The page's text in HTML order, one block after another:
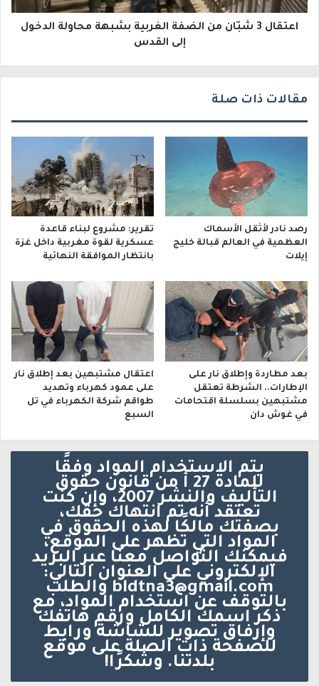
و
اعتقال 3 شبّان من الضفة الغربية بشبهة محاولة الدخول
إلى القدس
مقالات ذات صلة
رصد نادر لأثقل الأسماك
العظمية في العالم قبالة خليج
إيلات
تقرير: مشروع لبناء قاعدة
عسكرية لقوة مغربية داخل غزة
بانتظار الموافقة النهائية
بعد مطاردة وإطلاق نار على
الإطارات.. الشرطة تعتقل
مشتبهين بسلسلة اقتحامات
في غوش دان
اعتقال مشتبهين بعد إطلاق نار
على عمود كهرباء وتهديد
طواقم شركة الكهرباء في تل
السبع
يتم الاستخدام المواد وفقًا
للمادة 27 أ من قانون حقوق
التأليف والنشر 2007، وإن كنت
تعتقد أنه تم انتهاك حقك،
بصفتك مالكًا لهذه الحقوق في
المواد التي تظهر على الموقع،
فيمكنك التواصل معنا عبر البريد
الإلكتروني على العنوان التالي:
bldtna3@gmail.com والطلب
بالتوقف عن استخدام المواد، مع
ذكر اسمك الكامل ورقم هاتفك
وإرفاق تصوير للشاشة ورابط
للصفحة ذات الصلة على موقع
بلدتنا. وشكرًا!